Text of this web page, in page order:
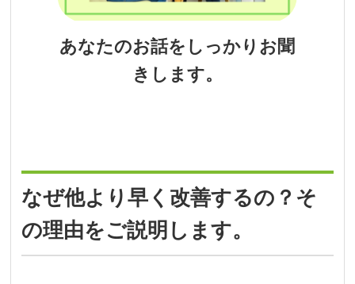
あなたのお話をしっかりお聞
きします。
なぜ他より早く改善するの？そ
の理由をご説明します。